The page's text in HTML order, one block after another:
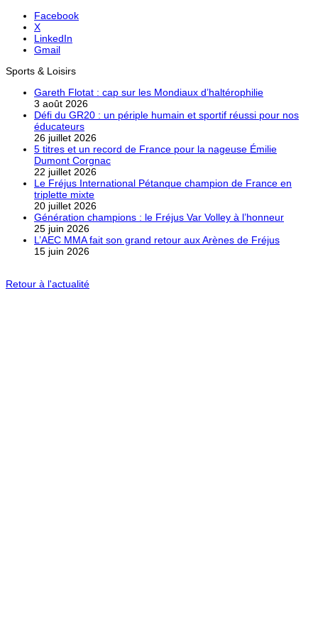
Facebook
X
LinkedIn
Gmail
Sports & Loisirs
Gareth Flotat : cap sur les Mondiaux d’haltérophilie
3 août 2026
Défi du GR20 : un périple humain et sportif réussi pour nos
éducateurs
26 juillet 2026
5 titres et un record de France pour la nageuse Émilie
Dumont Corgnac
22 juillet 2026
Le Fréjus International Pétanque champion de France en
triplette mixte
20 juillet 2026
Génération champions : le Fréjus Var Volley à l’honneur
25 juin 2026
L’AEC MMA fait son grand retour aux Arènes de Fréjus
15 juin 2026
Retour à l'actualité